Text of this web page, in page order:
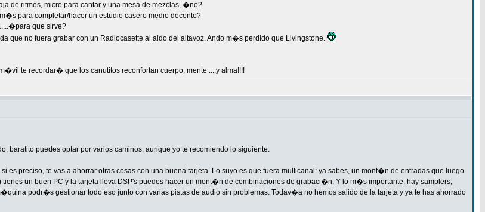
de ritmos, micro para cantar y una mesa de mezclas, �no?
para completar/hacer un estudio casero medio decente?
que sirve?
que no fuera grabar con un Radiocasette al aldo del altavoz. Ando m�s perdido que Livingstone.
te recordar� que los canutitos reconfortan cuerpo, mente ....y alma!!!!
baratito puedes optar por varios caminos, aunque yo te recomiendo lo siguiente:
es preciso, te vas a ahorrar otras cosas con una buena tarjeta. Lo suyo es que fuera multicanal: ya sabes, un mont�n de entradas que luego
un buen PC y la tarjeta lleva DSP's puedes hacer un mont�n de combinaciones de grabaci�n. Y lo m�s importante: hay samplers,
podr�s gestionar todo eso junto con varias pistas de audio sin problemas. Todav�a no hemos salido de la tarjeta y ya te has ahorrado